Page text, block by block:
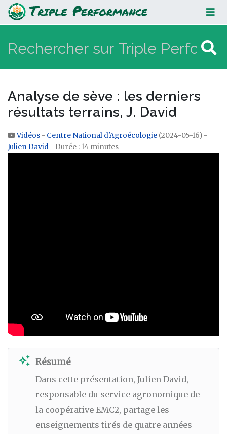
Analyse de sève : les derniers
résultats terrains, J. David
Analyse de sève : les derniers
résultats terrains, J. David
Aller à :navigation,rechercher
Vidéos - Centre National d'Agroécologie (2024-05-16) -
Julien David - Durée : 14 minutes
auto_awesome Résumé
Dans cette présentation, Julien David,
responsable du service agronomique de
la coopérative EMC2, partage les
enseignements tirés de quatre années